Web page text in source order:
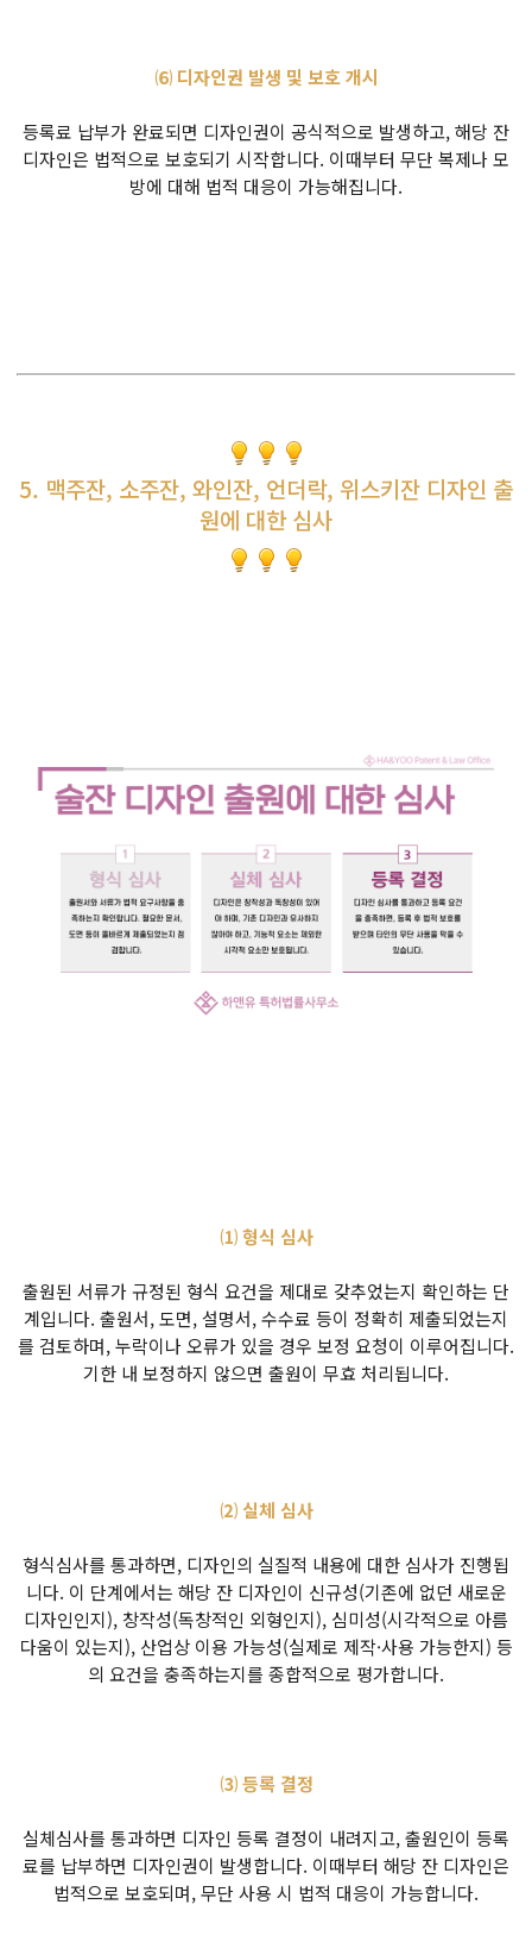
⑹ 디자인권 발생 및 보호 개시
등록료 납부가 완료되면 디자인권이 공식적으로 발생하고, 해당 잔
디자인은 법적으로 보호되기 시작합니다. 이때부터 무단 복제나 모
방에 대해 법적 대응이 가능해집니다.
5. 맥주잔, 소주잔, 와인잔, 언더락, 위스키잔 디자인 출
원에 대한 심사
⑴ 형식 심사
출원된 서류가 규정된 형식 요건을 제대로 갖추었는지 확인하는 단
계입니다. 출원서, 도면, 설명서, 수수료 등이 정확히 제출되었는지
를 검토하며, 누락이나 오류가 있을 경우 보정 요청이 이루어집니다.
기한 내 보정하지 않으면 출원이 무효 처리됩니다.
⑵ 실체 심사
형식심사를 통과하면, 디자인의 실질적 내용에 대한 심사가 진행됩
니다. 이 단계에서는 해당 잔 디자인이 신규성(기존에 없던 새로운
디자인인지), 창작성(독창적인 외형인지), 심미성(시각적으로 아름
다움이 있는지), 산업상 이용 가능성(실제로 제작·사용 가능한지) 등
의 요건을 충족하는지를 종합적으로 평가합니다.
⑶ 등록 결정
실체심사를 통과하면 디자인 등록 결정이 내려지고, 출원인이 등록
료를 납부하면 디자인권이 발생합니다. 이때부터 해당 잔 디자인은
법적으로 보호되며, 무단 사용 시 법적 대응이 가능합니다.